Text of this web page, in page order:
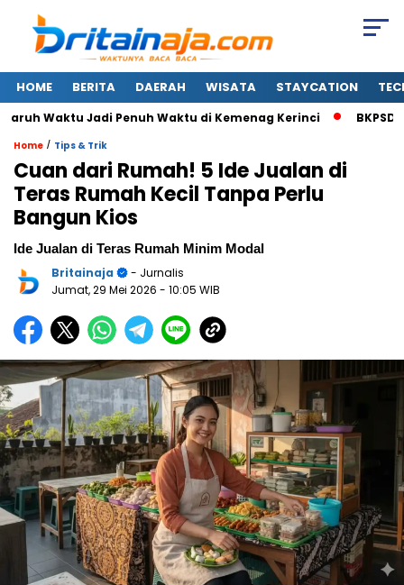
HOME BERITA DAERAH WISATA STAYCATION
Waktu Jadi Penuh Waktu di Kemenag Kerinci BKPSDM
Home / Tips & Trik
Cuan dari Rumah! 5 Ide Jualan di
Teras Rumah Kecil Tanpa Perlu
Bangun Kios
Ide Jualan di Teras Rumah Minim Modal
Britainaja
- Jurnalis
Jumat, 29 Mei 2026 - 10:05 WIB